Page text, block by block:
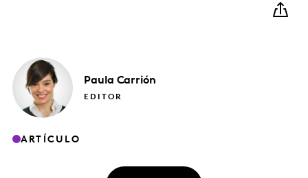
Paula Carrión
EDITOR
ARTÍCULO